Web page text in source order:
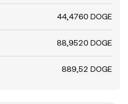
44,4760 DOGE
88,9520 DOGE
889,52 DOGE